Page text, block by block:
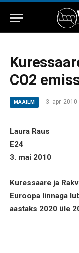
CO2
MAAILM 3. apr. 2010
Laura Raus
E24
3. mai 2010
Kuressaare ja
Euroopa linnaga
aastaks 2020 üle